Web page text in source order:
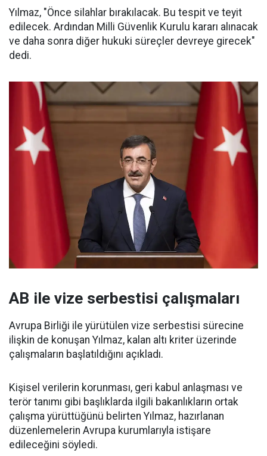
Yılmaz, "Önce silahlar bırakılacak. Bu tespit ve teyit
edilecek. Ardından Milli Güvenlik Kurulu kararı alınacak
ve daha sonra diğer hukuki süreçler devreye girecek"
dedi.
AB ile vize serbestisi çalışmaları
Avrupa Birliği ile yürütülen vize serbestisi sürecine
ilişkin de konuşan Yılmaz, kalan altı kriter üzerinde
çalışmaların başlatıldığını açıkladı.
Kişisel verilerin korunması, geri kabul anlaşması ve
terör tanımı gibi başlıklarda ilgili bakanlıkların ortak
çalışma yürüttüğünü belirten Yılmaz, hazırlanan
düzenlemelerin Avrupa kurumlarıyla istişare
edileceğini söyledi.